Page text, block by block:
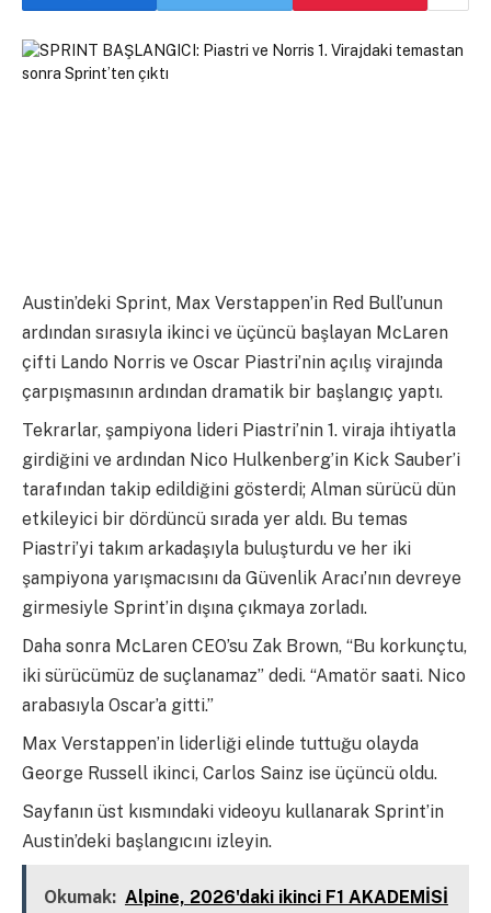
Austin’deki Sprint, Max Verstappen’in Red Bull’unun
ardından sırasıyla ikinci ve üçüncü başlayan McLaren
çifti Lando Norris ve Oscar Piastri’nin açılış virajında ​​
çarpışmasının ardından dramatik bir başlangıç ​​yaptı.
Tekrarlar, şampiyona lideri Piastri’nin 1. viraja ihtiyatla
girdiğini ve ardından Nico Hulkenberg’in Kick Sauber’i
tarafından takip edildiğini gösterdi; Alman sürücü dün
etkileyici bir dördüncü sırada yer aldı. Bu temas
Piastri’yi takım arkadaşıyla buluşturdu ve her iki
şampiyona yarışmacısını da Güvenlik Aracı’nın devreye
girmesiyle Sprint’in dışına çıkmaya zorladı.
Daha sonra McLaren CEO’su Zak Brown, “Bu korkunçtu,
iki sürücümüz de suçlanamaz” dedi. “Amatör saati. Nico
arabasıyla Oscar’a gitti.”
Max Verstappen’in liderliği elinde tuttuğu olayda
George Russell ikinci, Carlos Sainz ise üçüncü oldu.
Sayfanın üst kısmındaki videoyu kullanarak Sprint’in
Austin’deki başlangıcını izleyin.
Okumak: Alpine, 2026'daki ikinci F1 AKADEMİSİ